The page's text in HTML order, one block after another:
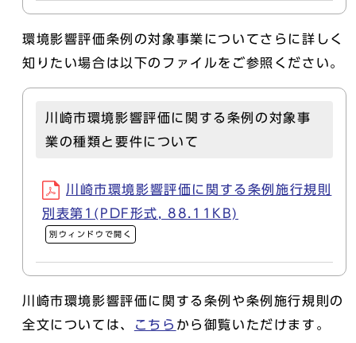
環境影響評価条例の対象事業についてさらに詳しく
知りたい場合は以下のファイルをご参照ください。
川崎市環境影響評価に関する条例の対象事
業の種類と要件について
川崎市環境影響評価に関する条例施行規則
別表第1(PDF形式, 88.11KB)
別ウィンドウで開く
川崎市環境影響評価に関する条例や条例施行規則の
全文については、
こちら から御覧いただけます。